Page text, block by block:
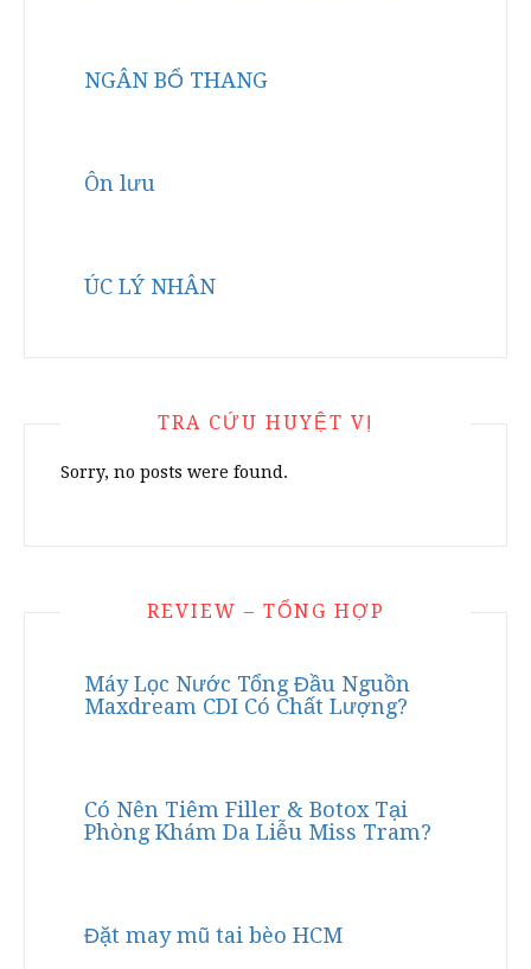
NGÂN BỔ THANG
Ôn lưu
ÚC LÝ NHÂN
TRA CỨU HUYỆT VỊ
Sorry, no posts were found.
REVIEW – TỔNG HỢP
Máy Lọc Nước Tổng Đầu Nguồn
Maxdream CDI Có Chất Lượng?
Có Nên Tiêm Filler & Botox Tại
Phòng Khám Da Liễu Miss Tram?
Đặt may mũ tai bèo HCM